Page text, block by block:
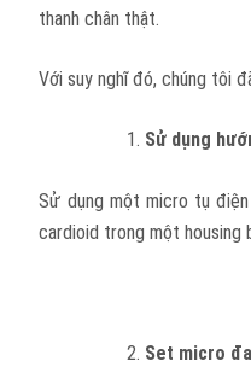
thanh chân thật.
Với suy nghĩ đó, chúng tôi
Sử dụng
Sử dụng một micro tụ
cardioid trong một housing
Set micro